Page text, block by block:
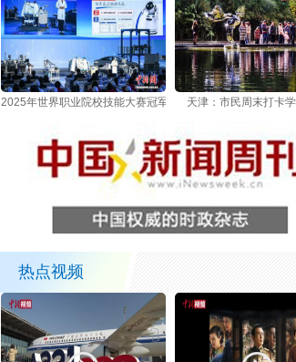
2025年世界职业院校技能大赛冠军总决赛在天津举行
天津：市民周末打卡
热点视频